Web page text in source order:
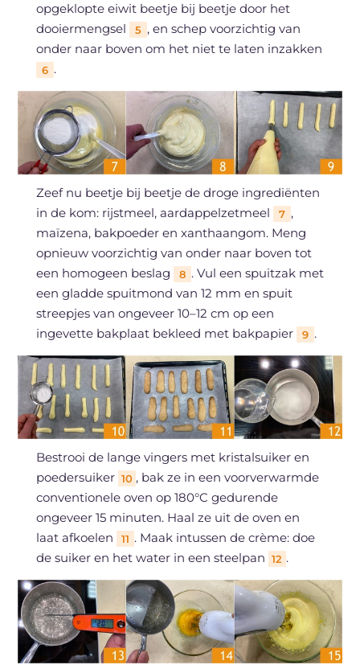
opgeklopte eiwit beetje bij beetje door het
dooiermengsel
5 , en schep voorzichtig van
onder naar boven om het niet te laten inzakken
6 .
Zeef nu beetje bij beetje de droge ingrediënten
in de kom: rijstmeel, aardappelzetmeel
7 ,
maïzena, bakpoeder en xanthaangom. Meng
opnieuw voorzichtig van onder naar boven tot
een homogeen beslag
8 . Vul een spuitzak met
een gladde spuitmond van 12 mm en spuit
streepjes van ongeveer 10–12 cm op een
ingevette bakplaat bekleed met bakpapier
9 .
Bestrooi de lange vingers met kristalsuiker en
poedersuiker 10 , bak ze in een voorverwarmde
conventionele oven op 180°C gedurende
ongeveer 15 minuten. Haal ze uit de oven en
laat afkoelen
11 . Maak intussen de crème: doe
de suiker en het water in een steelpan 12 .